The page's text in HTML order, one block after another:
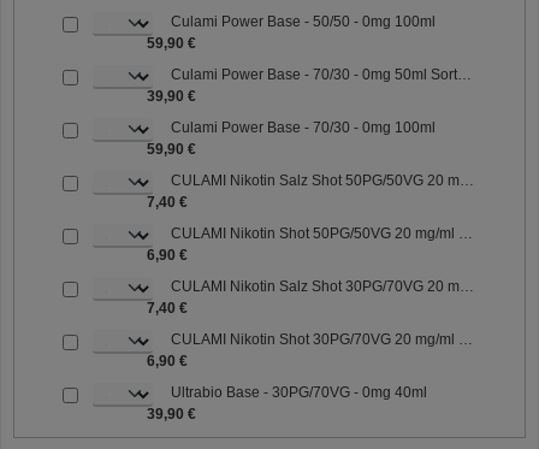
Culami Power Base - 50/50 - 0mg 100ml
59,90 €
Culami Power Base - 70/30 - 0mg 50ml Sorte: 70/30
39,90 €
Culami Power Base - 70/30 - 0mg 100ml
59,90 €
CULAMI Nikotin Salz Shot 50PG/50VG 20 mg/ml Sorte: 50PG/50VG
7,40 €
CULAMI Nikotin Shot 50PG/50VG 20 mg/ml Sorte: 50PG/50VG
6,90 €
CULAMI Nikotin Salz Shot 30PG/70VG 20 mg/ml Sorte: 30PG/70VG
7,40 €
CULAMI Nikotin Shot 30PG/70VG 20 mg/ml Sorte: 30PG/70VG
6,90 €
Ultrabio Base - 30PG/70VG - 0mg 40ml
39,90 €